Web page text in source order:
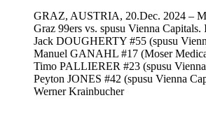
GRAZ, AUSTRIA, 20.Dec. 2024 –
Graz 99ers vs. spusu Vienna Capitals.
Jack DOUGHERTY #55 (spusu
Manuel GANAHL #17 (Moser
Timo PALLIERER #23 (spusu
Peyton JONES #42 (spusu Vienna
Werner Krainbucher